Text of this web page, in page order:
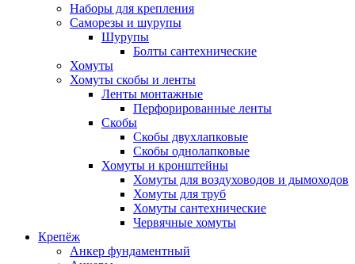
Наборы для крепления
Саморезы и шурупы
Шурупы
Болты сантехнические
Хомуты
Хомуты скобы и ленты
Ленты монтажные
Перфорированные ленты
Скобы
Скобы двухлапковые
Скобы однолапковые
Хомуты и кронштейны
Хомуты для воздуховодов и дымоходов
Хомуты для труб
Хомуты сантехнические
Червячные хомуты
Крепёж
Анкер фундаментный